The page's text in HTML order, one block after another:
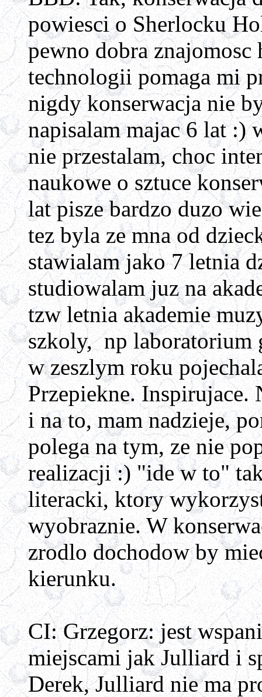
powiesci o Sherlocku
pewno dobra
technologii pomaga mi
nigdy konserwacja nie
napisalam majac 6 lat :)
nie przestalam, choc
naukowe o sztuce
lat pisze bardzo duzo
tez byla ze mna od
stawialam jako 7 letnia
studiowalam juz na
tzw letnia akademie
szkoly, np laboratorium
w zeszlym roku
Przepiekne.
i na to, mam nadzieje,
polega na tym, ze nie
realizacji :) "ide w to"
literacki, ktory
wyobraznie. W
zrodlo dochodow by
kierunku.
CI: Grzegorz: jest
miejscami jak Julliard i
Derek, Julliard nie ma